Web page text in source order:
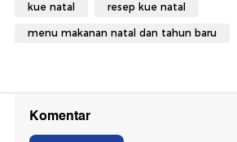
kue natal resep kue natal
menu makanan natal dan tahun baru
Komentar